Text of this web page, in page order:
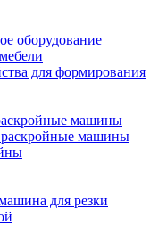
оборудование
для формирования
машины
машины
для резки